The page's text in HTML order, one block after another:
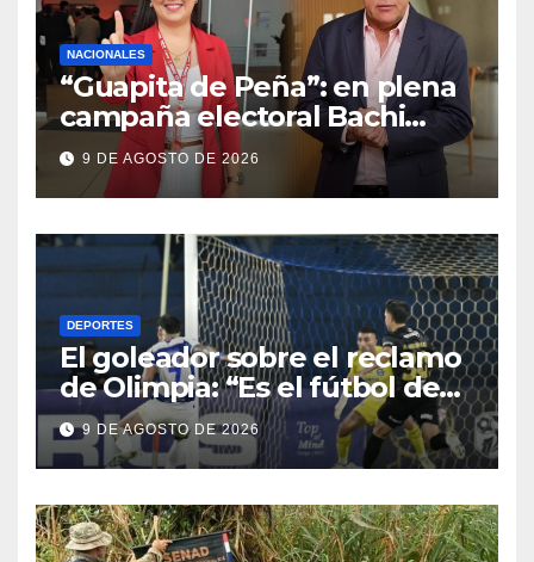
NACIONALES
“Guapita de Peña”: en plena
campaña electoral Bachi
contrató y dio aumentazo a
su candidata
9 DE AGOSTO DE 2026
DEPORTES
El goleador sobre el reclamo
de Olimpia: “Es el fútbol de
hoy y hay que adaptarnos a
eso”
9 DE AGOSTO DE 2026